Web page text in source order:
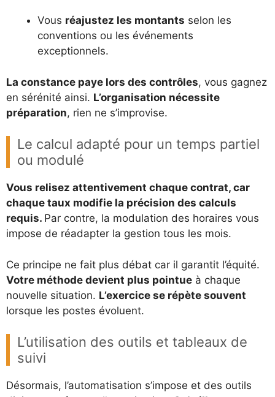
Vous réajustez les montants selon les
conventions ou les événements
exceptionnels.
La constance paye lors des contrôles, vous gagnez
en sérénité ainsi. L’organisation nécessite
préparation, rien ne s’improvise.
Le calcul adapté pour un temps partiel
ou modulé
Vous relisez attentivement chaque contrat, car
chaque taux modifie la précision des calculs
requis. Par contre, la modulation des horaires vous
impose de réadapter la gestion tous les mois.
Ce principe ne fait plus débat car il garantit l’équité.
Votre méthode devient plus pointue à chaque
nouvelle situation. L’exercice se répète souvent
lorsque les postes évoluent.
L’utilisation des outils et tableaux de
suivi
Désormais, l’automatisation s’impose et des outils